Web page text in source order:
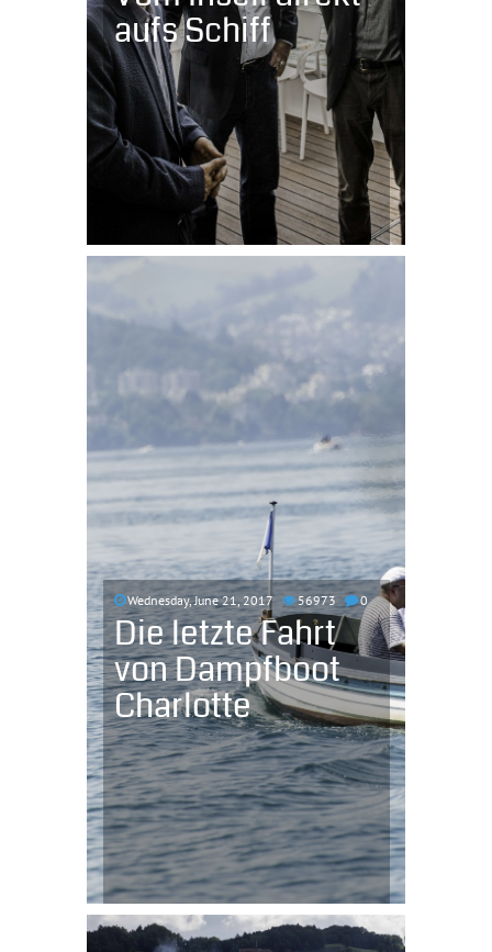
aufs Schiff
Wednesday, June 21, 2017 56973 0
Die letzte Fahrt
von Dampfboot
Charlotte